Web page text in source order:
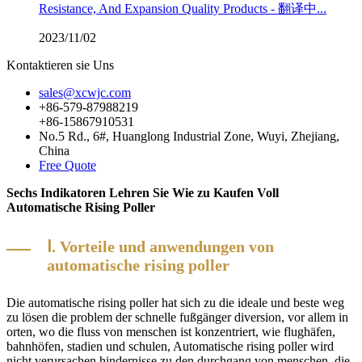
Resistance, And Expansion Quality Products - 翻译中...
2023/11/02
Kontaktieren sie Uns
sales@xcwjc.com
+86-579-87988219
+86-15867910531
No.5 Rd., 6#, Huanglong Industrial Zone, Wuyi, Zhejiang,
China
Free Quote
Sechs Indikatoren Lehren Sie Wie zu Kaufen Voll
Automatische Rising Poller
Ⅰ. Vorteile und anwendungen von
automatische rising poller
Die automatische rising poller hat sich zu die ideale und beste weg
zu lösen die problem der schnelle fußgänger diversion, vor allem in
orten, wo die fluss von menschen ist konzentriert, wie flughäfen,
bahnhöfen, stadien und schulen, Automatische rising poller wird